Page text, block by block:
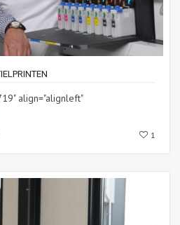
align="alignleft"
1